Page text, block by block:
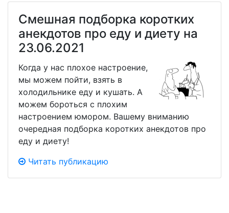
Смешная подборка коротких
анекдотов про еду и диету на
23.06.2021
Когда у нас плохое настроение,
мы можем пойти, взять в
холодильнике еду и кушать. А
можем бороться с плохим
настроением юмором. Вашему вниманию
очередная подборка коротких анекдотов про
еду и диету!
Читать публикацию